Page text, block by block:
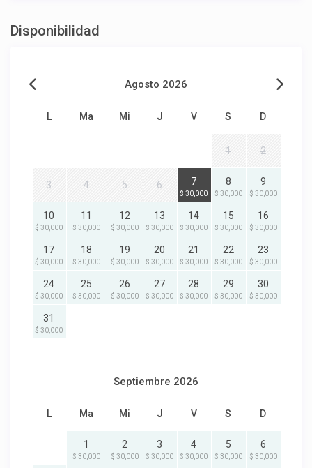
Disponibilidad
Agosto 2026
L Ma Mi J V S D
1 2
3 4 5 6 7
$ 30,000
8
$ 30,000
9
$ 30,000
10
$ 30,000
11
$ 30,000
12
$ 30,000
13
$ 30,000
14
$ 30,000
15
$ 30,000
16
$ 30,000
17
$ 30,000
18
$ 30,000
19
$ 30,000
20
$ 30,000
21
$ 30,000
22
$ 30,000
23
$ 30,000
24
$ 30,000
25
$ 30,000
26
$ 30,000
27
$ 30,000
28
$ 30,000
29
$ 30,000
30
$ 30,000
31
$ 30,000
Septiembre 2026
L Ma Mi J V S D
1
$ 30,000
2
$ 30,000
3
$ 30,000
4
$ 30,000
5
$ 30,000
6
$ 30,000